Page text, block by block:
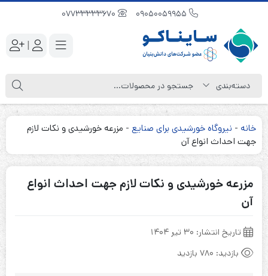
|
خانه - نیروگاه خورشیدی برای صنایع - مزرعه خورشیدی و نکات لازم
جهت احداث انواع آن
مزرعه خورشیدی و نکات لازم جهت احداث انواع
آن
تاریخ انتشار: ۳۰ تیر ۱۴۰۴
بازدید: 780 بازدید